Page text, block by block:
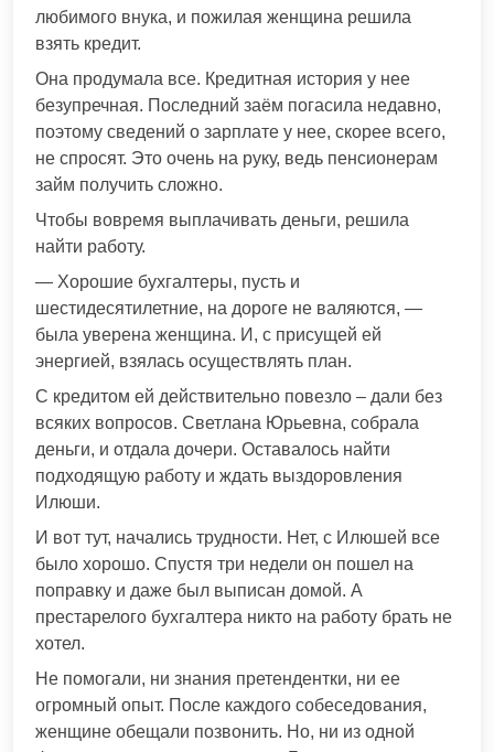
любимого внука, и пожилая женщина решила
взять кредит.
Она продумала все. Кредитная история у нее
безупречная. Последний заём погасила недавно,
поэтому сведений о зарплате у нее, скорее всего,
не спросят. Это очень на руку, ведь пенсионерам
займ получить сложно.
Чтобы вовремя выплачивать деньги, решила
найти работу.
— Хорошие бухгалтеры, пусть и
шестидесятилетние, на дороге не валяются, —
была уверена женщина. И, с присущей ей
энергией, взялась осуществлять план.
С кредитом ей действительно повезло – дали без
всяких вопросов. Светлана Юрьевна, собрала
деньги, и отдала дочери. Оставалось найти
подходящую работу и ждать выздоровления
Илюши.
И вот тут, начались трудности. Нет, с Илюшей все
было хорошо. Спустя три недели он пошел на
поправку и даже был выписан домой. А
престарелого бухгалтера никто на работу брать не
хотел.
Не помогали, ни знания претендентки, ни ее
огромный опыт. После каждого собеседования,
женщине обещали позвонить. Но, ни из одной